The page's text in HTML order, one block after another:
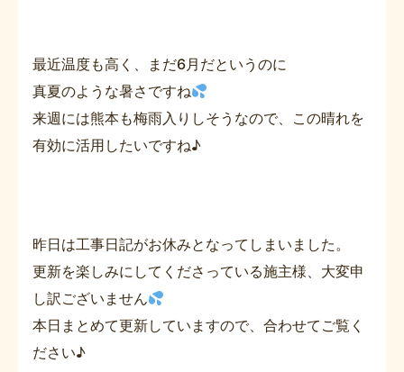
最近温度も高く、まだ6月だというのに
真夏のような暑さですね
来週には熊本も梅雨入りしそうなので、この晴れを
有効に活用したいですね♪
昨日は工事日記がお休みとなってしまいました。
更新を楽しみにしてくださっている施主様、大変申
し訳ございません
本日まとめて更新していますので、合わせてご覧く
ださい♪